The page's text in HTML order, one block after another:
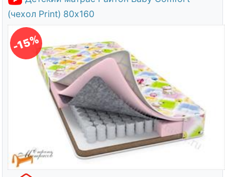
(чехол Print) 80х160
-15%